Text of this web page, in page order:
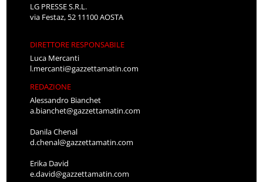
LG PRESSE S.R.L.
via Festaz, 52 11100 AOSTA
DIRETTORE RESPONSABILE
Luca Mercanti
l.mercanti@gazzettamatin.com
REDAZIONE
Alessandro Bianchet
a.bianchet@gazzettamatin.com
Danila Chenal
d.chenal@gazzettamatin.com
Erika David
e.david@gazzettamatin.com